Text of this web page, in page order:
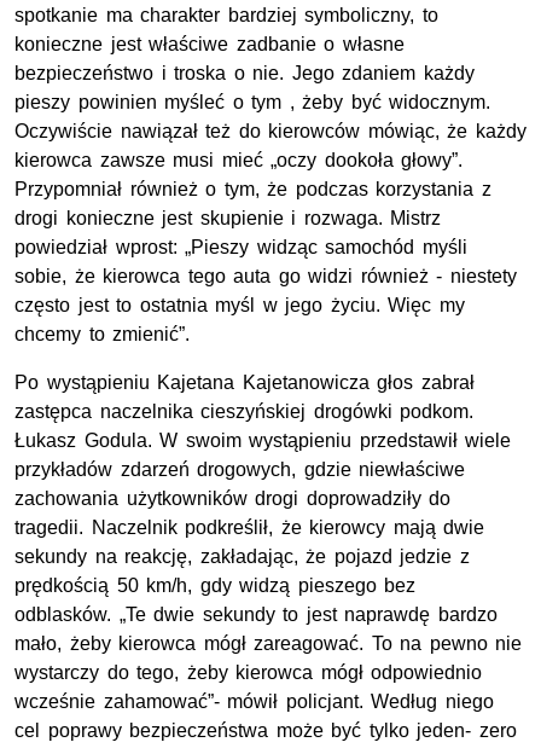
spotkanie ma charakter bardziej symboliczny, to
konieczne jest właściwe zadbanie o własne
bezpieczeństwo i troska o nie. Jego zdaniem każdy
pieszy powinien myśleć o tym , żeby być widocznym.
Oczywiście nawiązał też do kierowców mówiąc, że każdy
kierowca zawsze musi mieć „oczy dookoła głowy”.
Przypomniał również o tym, że podczas korzystania z
drogi konieczne jest skupienie i rozwaga. Mistrz
powiedział wprost: „Pieszy widząc samochód myśli
sobie, że kierowca tego auta go widzi również - niestety
często jest to ostatnia myśl w jego życiu. Więc my
chcemy to zmienić”.
Po wystąpieniu Kajetana Kajetanowicza głos zabrał
zastępca naczelnika cieszyńskiej drogówki podkom.
Łukasz Godula. W swoim wystąpieniu przedstawił wiele
przykładów zdarzeń drogowych, gdzie niewłaściwe
zachowania użytkowników drogi doprowadziły do
tragedii. Naczelnik podkreślił, że kierowcy mają dwie
sekundy na reakcję, zakładając, że pojazd jedzie z
prędkością 50 km/h, gdy widzą pieszego bez
odblasków. „Te dwie sekundy to jest naprawdę bardzo
mało, żeby kierowca mógł zareagować. To na pewno nie
wystarczy do tego, żeby kierowca mógł odpowiednio
wcześnie zahamować”- mówił policjant. Według niego
cel poprawy bezpieczeństwa może być tylko jeden- zero